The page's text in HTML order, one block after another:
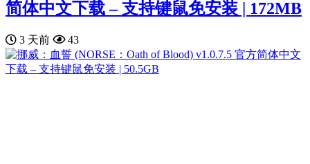
简体中文下载 – 支持键鼠免安装 | 172MB
3 天前 43